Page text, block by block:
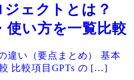
ェクトとは？
使い方を一覧比較
違い（要点まとめ） 基本
比較項目GPTs の […]